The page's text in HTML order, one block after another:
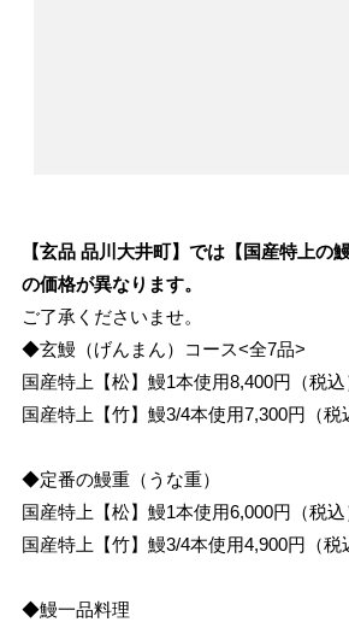
【玄品 品川大井町】では【国産特上の
の価格が異なります。
ご了承くださいませ。
◆玄鰻（げんまん）コース<全7品>
国産特上【松】鰻1本使用8,400円（税込
国産特上【竹】鰻3/4本使用7,300円（税
◆定番の鰻重（うな重）
国産特上【松】鰻1本使用6,000円（税込
国産特上【竹】鰻3/4本使用4,900円（税
◆鰻一品料理